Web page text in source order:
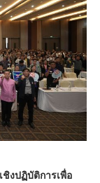
งปฏิบัติการเพื่อ